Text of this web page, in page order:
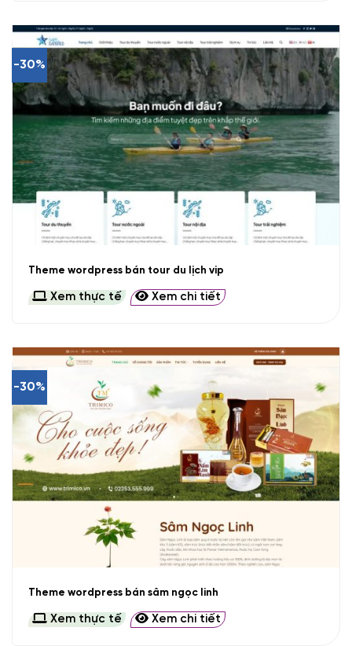
-30%
Theme wordpress bán tour du lịch vip
Xem thực tế Xem chi tiết
-30%
Theme wordpress bán sâm ngọc linh
Xem thực tế Xem chi tiết